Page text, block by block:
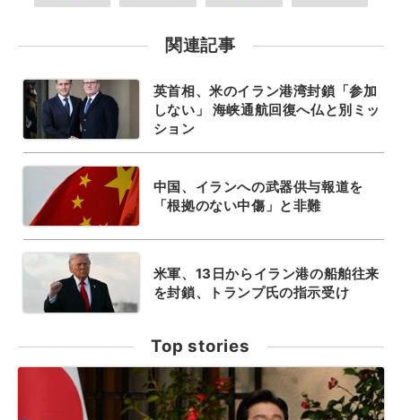
関連記事
英首相、米のイラン港湾封鎖「参加
しない」 海峡通航回復へ仏と別ミッ
ション
中国、イランへの武器供与報道を
「根拠のない中傷」と非難
米軍、13日からイラン港の船舶往来
を封鎖、トランプ氏の指示受け
Top stories